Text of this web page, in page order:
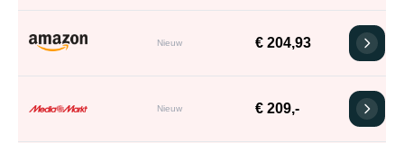
Nieuw € 204,93
Nieuw € 209,-